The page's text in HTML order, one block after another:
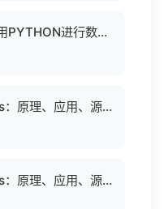
深入浅出PANDAS利用PYTHON进行数据处理与分析 (李庆辉).pdf
深入浅出Prometheus：原理、应用、源码与拓展详解 (陈晓宇) .epub
深入浅出Prometheus：原理、应用、源码与拓展详解 (陈晓宇) .epub